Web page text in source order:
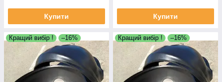
Купити Купити
Кращий вибір ! –16% Кращий вибір ! –16%